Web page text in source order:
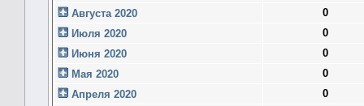
Августа 2020
0
Июля 2020
0
Июня 2020
0
Мая 2020
0
Апреля 2020
0